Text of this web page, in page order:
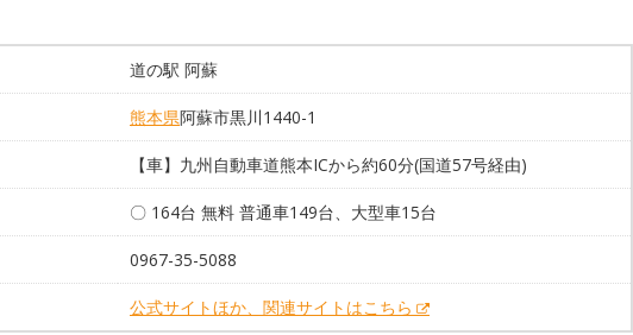
道の駅 阿蘇
熊本県阿蘇市黒川1440-1
【車】九州自動車道熊本ICから約60分(国道57号経由)
〇 164台 無料 普通車149台、大型車15台
0967-35-5088
公式サイトほか、関連サイトはこちら